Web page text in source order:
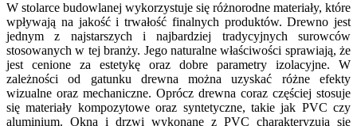
W stolarce budowlanej wykorzystuje się różnorodne materiały, które
wpływają na jakość i trwałość finalnych produktów. Drewno jest
jednym z najstarszych i najbardziej tradycyjnych surowców
stosowanych w tej branży. Jego naturalne właściwości sprawiają, że
jest cenione za estetykę oraz dobre parametry izolacyjne. W
zależności od gatunku drewna można uzyskać różne efekty
wizualne oraz mechaniczne. Oprócz drewna coraz częściej stosuje
się materiały kompozytowe oraz syntetyczne, takie jak PVC czy
aluminium. Okna i drzwi wykonane z PVC charakteryzują się